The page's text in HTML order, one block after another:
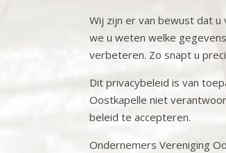
Wij zijn er van bewust dat
we u weten welke
verbeteren. Zo snapt u
Dit privacybeleid is van
Oostkapelle niet
beleid te accepteren.
Ondernemers Vereniging